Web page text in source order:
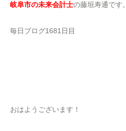
岐阜市の未来会計士の藤垣寿通です。
毎日ブログ1681日目
おはようございます！